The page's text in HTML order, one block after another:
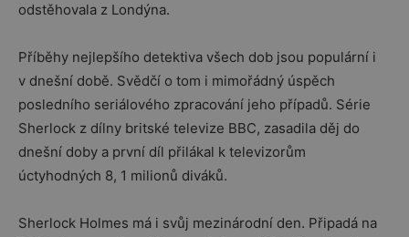
odstěhovala z Londýna.
Příběhy nejlepšího detektiva všech dob jsou populární i
v dnešní době. Svědčí o tom i mimořádný úspěch
posledního seriálového zpracování jeho případů. Série
Sherlock z dílny britské televize BBC, zasadila děj do
dnešní doby a první díl přilákal k televizorům
úctyhodných 8, 1 milionů diváků.
Sherlock Holmes má i svůj mezinárodní den. Připadá na